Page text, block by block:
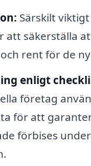
Särskilt
att säkerställa
rent för de
enligt
företag
för att
förbises under